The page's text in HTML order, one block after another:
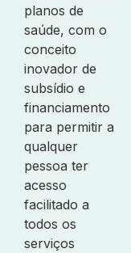
planos de
saúde, com o
conceito
inovador de
subsídio e
financiamento
para permitir a
qualquer
pessoa ter
acesso
facilitado a
todos os
serviços